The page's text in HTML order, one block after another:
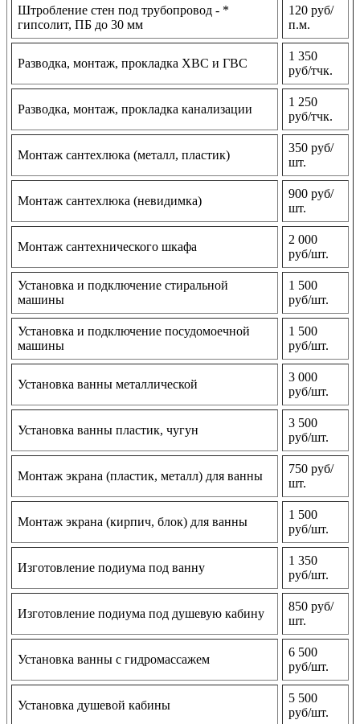
Штробление стен под трубопровод - *
гипсолит, ПБ до 30 мм
120 руб/
п.м.
Разводка, монтаж, прокладка ХВС и ГВС
1 350
руб/тчк.
Разводка, монтаж, прокладка канализации
1 250
руб/тчк.
Монтаж сантехлюка (металл, пластик)
350 руб/
шт.
Монтаж сантехлюка (невидимка)
900 руб/
шт.
Монтаж сантехнического шкафа
2 000
руб/шт.
Установка и подключение стиральной
машины
1 500
руб/шт.
Установка и подключение посудомоечной
машины
1 500
руб/шт.
Установка ванны металлической
3 000
руб/шт.
Установка ванны пластик, чугун
3 500
руб/шт.
Монтаж экрана (пластик, металл) для ванны
750 руб/
шт.
Монтаж экрана (кирпич, блок) для ванны
1 500
руб/шт.
Изготовление подиума под ванну
1 350
руб/шт.
Изготовление подиума под душевую кабину
850 руб/
шт.
Установка ванны с гидромассажем
6 500
руб/шт.
Установка душевой кабины
5 500
руб/шт.